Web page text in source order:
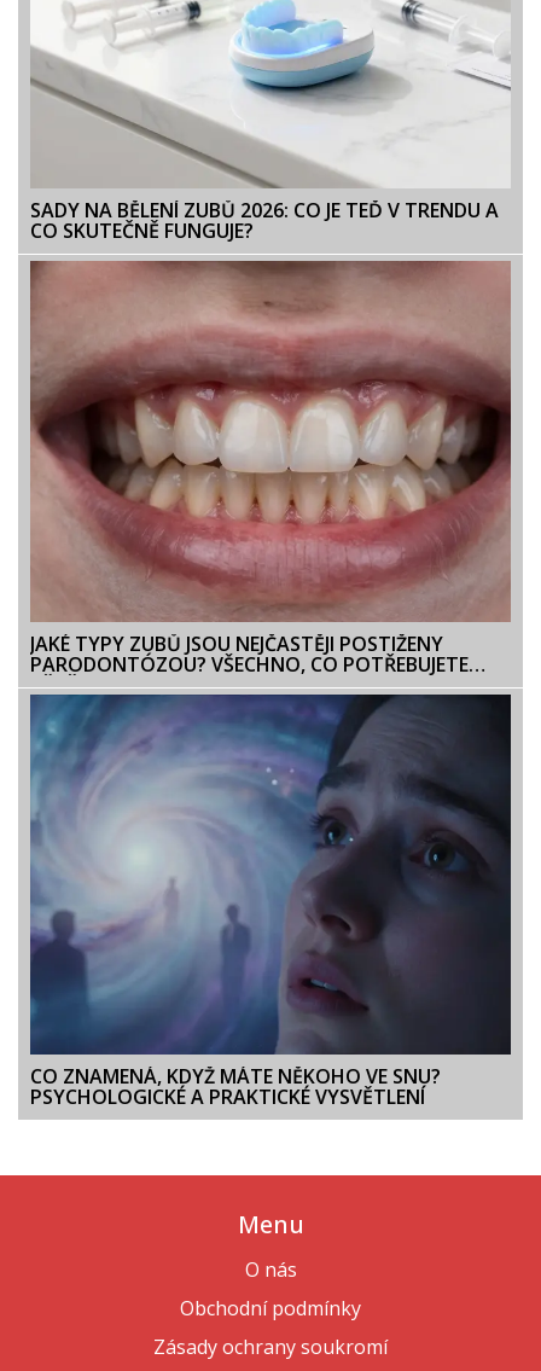
SADY NA BĚLENÍ ZUBŮ 2026: CO JE TEĎ V TRENDU A
CO SKUTEČNĚ FUNGUJE?
JAKÉ TYPY ZUBŮ JSOU NEJČASTĚJI POSTIŽENY
PARODONTÓZOU? VŠECHNO, CO POTŘEBUJETE
VĚDĚT
CO ZNAMENÁ, KDYŽ MÁTE NĚKOHO VE SNU?
PSYCHOLOGICKÉ A PRAKTICKÉ VYSVĚTLENÍ
Menu
O nás
Obchodní podmínky
Zásady ochrany soukromí